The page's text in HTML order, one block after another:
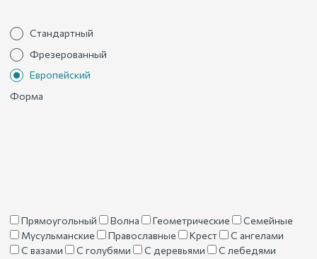
Стандартный
Фрезерованный
Европейский
Форма
Прямоугольный Волна Геометрические
Семейные
Мусульманские
Православные Крест
С ангелами
С вазами
С голубями С деревьями С лебедями